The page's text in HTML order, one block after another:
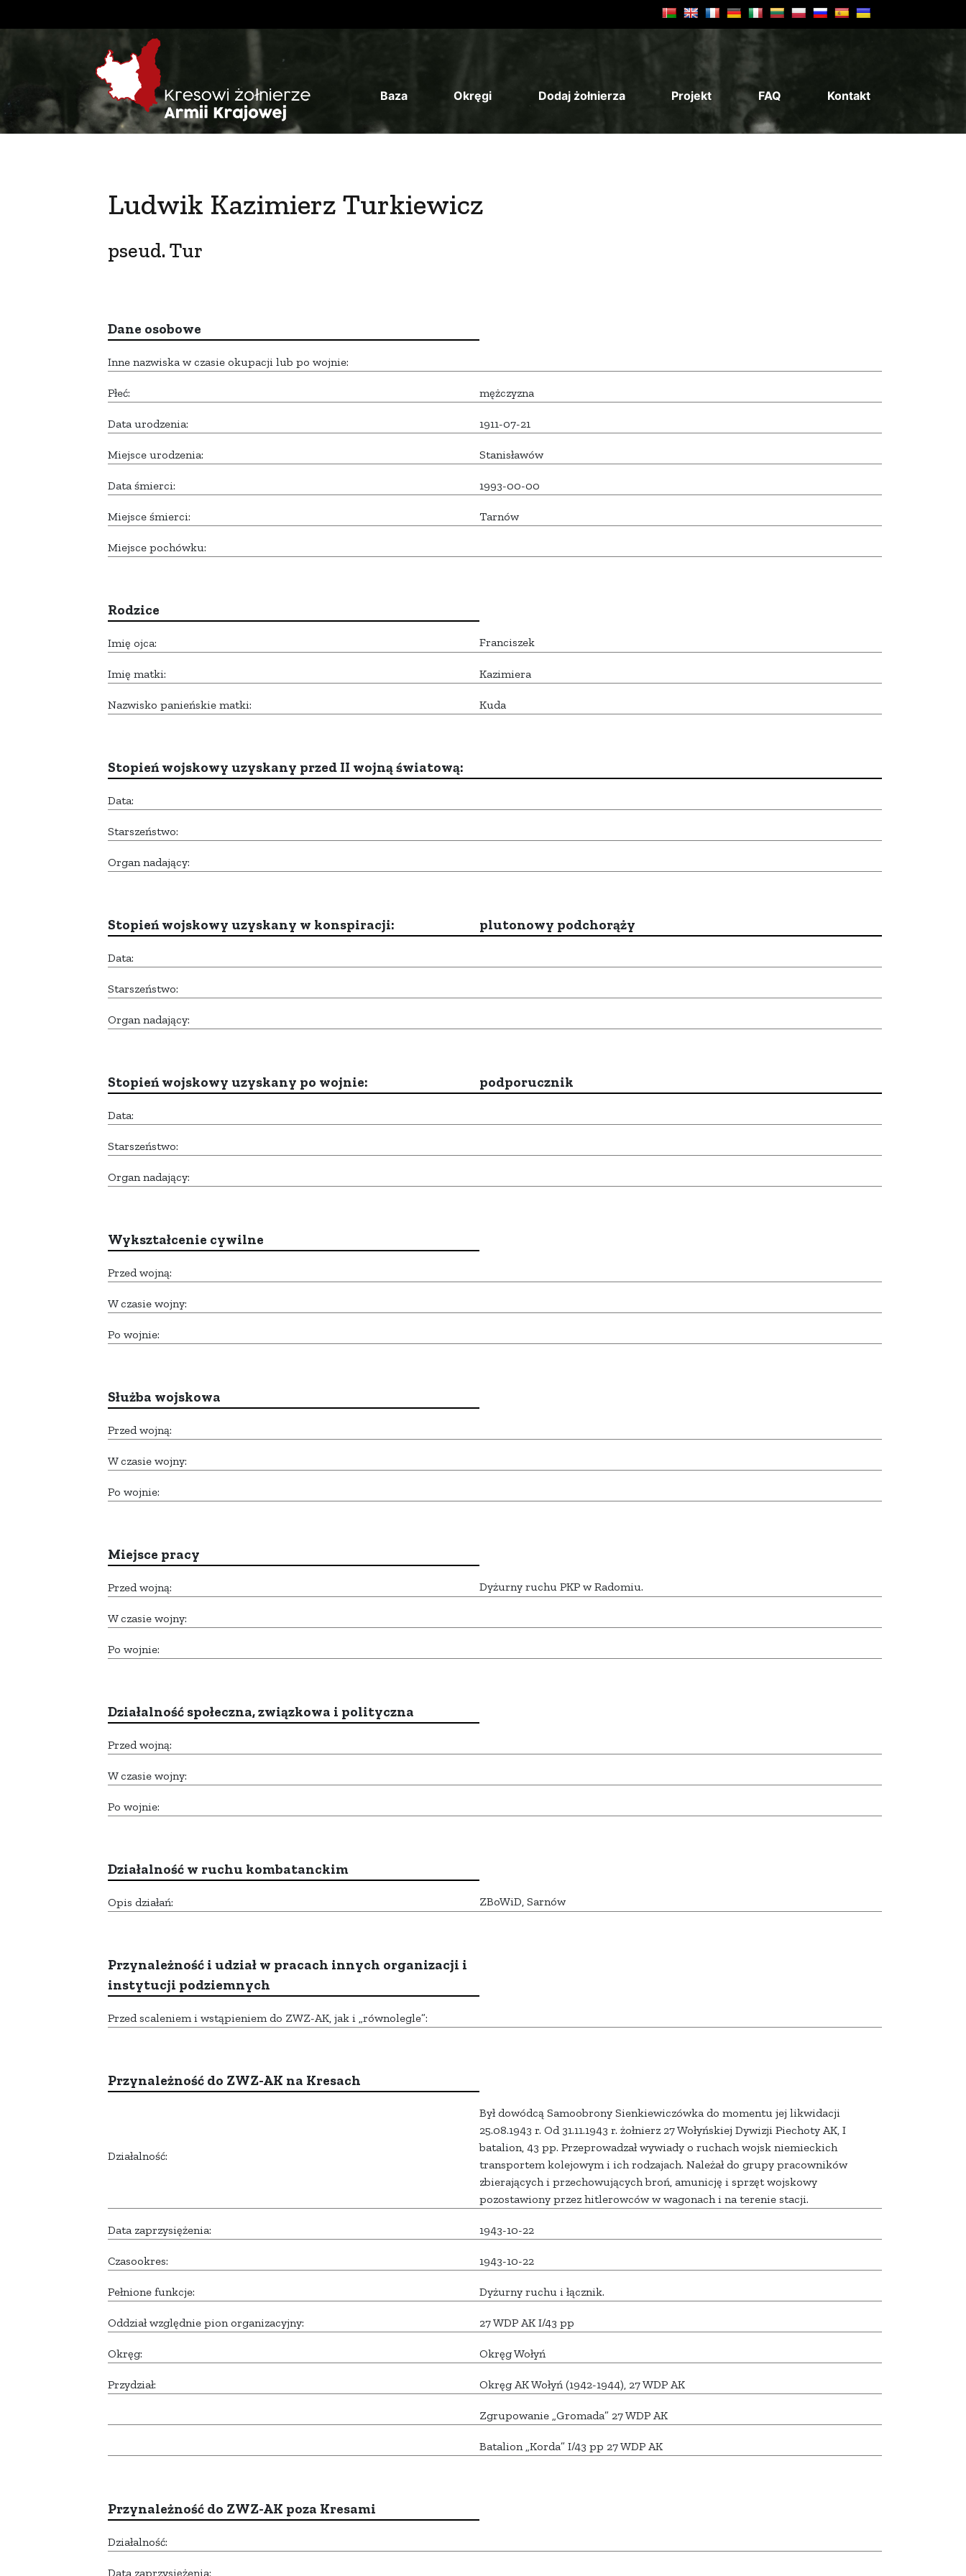
Baza Okręgi Dodaj żołnierza Projekt FAQ Kontakt
Ludwik Kazimierz Turkiewicz
pseud. Tur
Dane osobowe
Inne nazwiska w czasie okupacji lub po wojnie:
Płeć: mężczyzna
Data urodzenia: 1911-07-21
Miejsce urodzenia: Stanisławów
Data śmierci: 1993-00-00
Miejsce śmierci: Tarnów
Miejsce pochówku:
Rodzice
Imię ojca: Franciszek
Imię matki: Kazimiera
Nazwisko panieńskie matki: Kuda
Stopień wojskowy uzyskany przed II wojną światową:
Data:
Starszeństwo:
Organ nadający:
Stopień wojskowy uzyskany w konspiracji: plutonowy podchorąży
Data:
Starszeństwo:
Organ nadający:
Stopień wojskowy uzyskany po wojnie: podporucznik
Data:
Starszeństwo:
Organ nadający:
Wykształcenie cywilne
Przed wojną:
W czasie wojny:
Po wojnie:
Służba wojskowa
Przed wojną:
W czasie wojny:
Po wojnie:
Miejsce pracy
Przed wojną: Dyżurny ruchu PKP w Radomiu.
W czasie wojny:
Po wojnie:
Działalność społeczna, związkowa i polityczna
Przed wojną:
W czasie wojny:
Po wojnie:
Działalność w ruchu kombatanckim
Opis działań: ZBoWiD, Sarnów
Przynależność i udział w pracach innych organizacji i
instytucji podziemnych
Przed scaleniem i wstąpieniem do ZWZ-AK, jak i „równolegle”:
Przynależność do ZWZ-AK na Kresach
Działalność:
Był dowódcą Samoobrony Sienkiewiczówka do momentu jej likwidacji
25.08.1943 r. Od 31.11.1943 r. żołnierz 27 Wołyńskiej Dywizji Piechoty AK, I
batalion, 43 pp. Przeprowadzał wywiady o ruchach wojsk niemieckich
transportem kolejowym i ich rodzajach. Należał do grupy pracowników
zbierających i przechowujących broń, amunicję i sprzęt wojskowy
pozostawiony przez hitlerowców w wagonach i na terenie stacji.
Data zaprzysiężenia: 1943-10-22
Czasookres: 1943-10-22
Pełnione funkcje: Dyżurny ruchu i łącznik.
Oddział względnie pion organizacyjny: 27 WDP AK I/43 pp
Okręg: Okręg Wołyń
Przydział: Okręg AK Wołyń (1942-1944), 27 WDP AK
Zgrupowanie „Gromada” 27 WDP AK
Batalion „Korda” I/43 pp 27 WDP AK
Przynależność do ZWZ-AK poza Kresami
Działalność:
Data zaprzysiężenia: